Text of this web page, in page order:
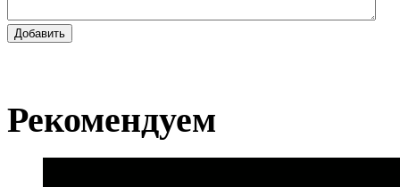
Добавить
Рекомендуем